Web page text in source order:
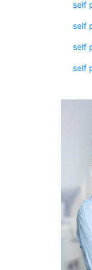
self
self
self
self